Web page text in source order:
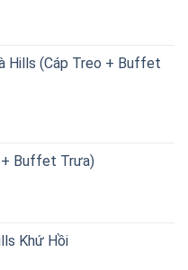
Hills (Cáp Treo + Buffet
+ Buffet Trưa)
Khứ Hồi